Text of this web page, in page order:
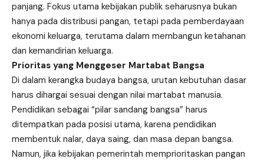
panjang. Fokus utama kebijakan publik seharusnya bukan
hanya pada distribusi pangan, tetapi pada pemberdayaan
ekonomi keluarga, terutama dalam membangun ketahanan
dan kemandirian keluarga.
Prioritas yang Menggeser Martabat Bangsa
Di dalam kerangka budaya bangsa, urutan kebutuhan dasar
harus dihargai sesuai dengan nilai martabat manusia.
Pendidikan sebagai “pilar sandang bangsa” harus
ditempatkan pada posisi utama, karena pendidikan
membentuk nalar, daya saing, dan masa depan bangsa.
Namun, jika kebijakan pemerintah memprioritaskan pangan